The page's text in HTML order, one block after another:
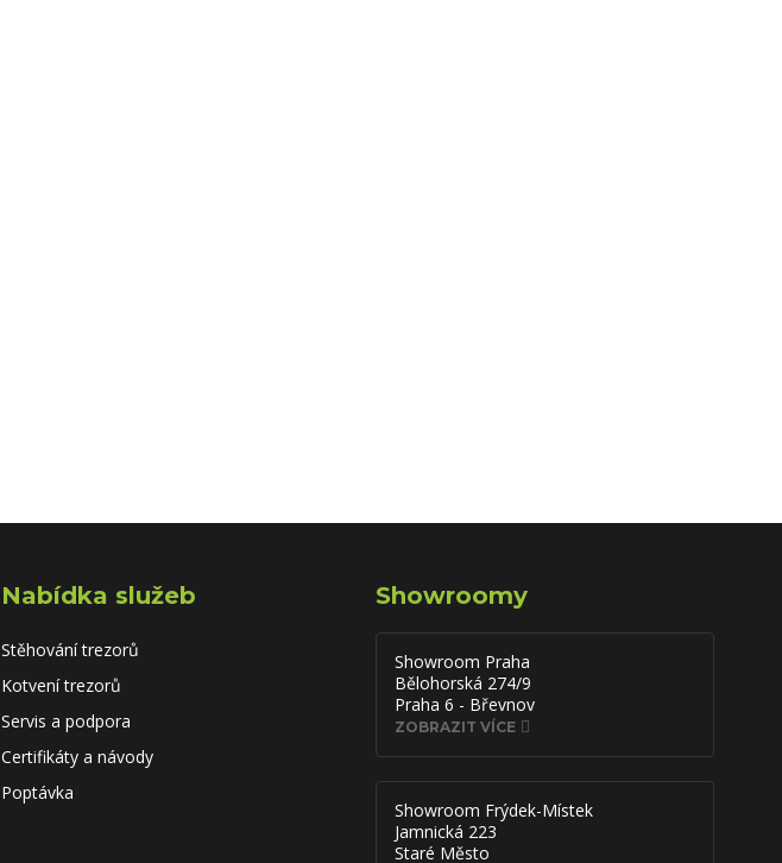
Nabídka služeb
Stěhování trezorů
Kotvení trezorů
Servis a podpora
Certifikáty a návody
Poptávka
Showroomy
Showroom Praha
Bělohorská 274/9
Praha 6 - Břevnov
ZOBRAZIT VÍCE
Showroom Frýdek-Místek
Jamnická 223
Staré Město